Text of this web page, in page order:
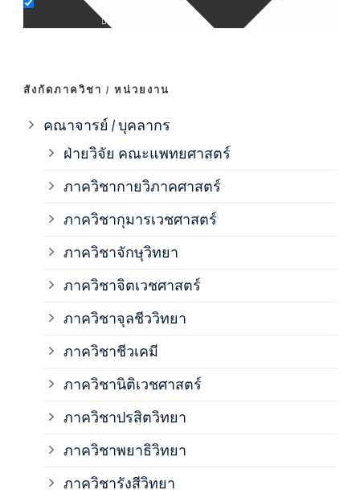
สังกัดภาควิชา / หน่วยงาน
คณาจารย์ / บุคลากร
ฝ่ายวิจัย คณะแพทยศาสตร์
ภาควิชากายวิภาคศาสตร์
ภาควิชากุมารเวชศาสตร์
ภาควิชาจักษุวิทยา
ภาควิชาจิตเวชศาสตร์
ภาควิชาจุลชีววิทยา
ภาควิชาชีวเคมี
ภาควิชานิติเวชศาสตร์
ภาควิชาปรสิตวิทยา
ภาควิชาพยาธิวิทยา
ภาควิชารังสีวิทยา